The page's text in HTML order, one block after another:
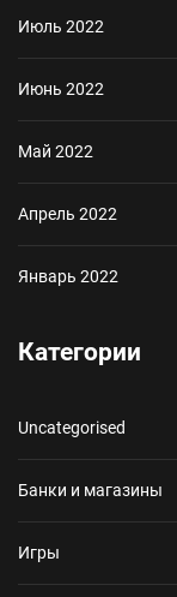
Июль 2022
Июнь 2022
Май 2022
Апрель 2022
Январь 2022
Категории
Uncategorised
Банки и магазины
Игры